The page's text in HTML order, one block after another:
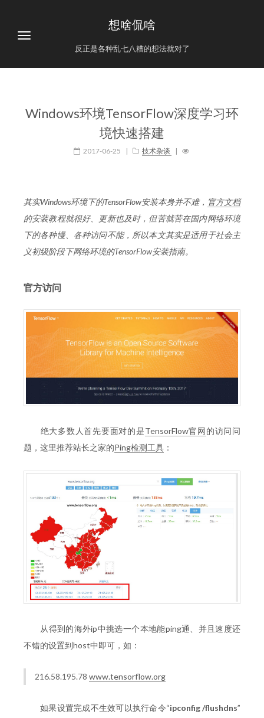
想啥侃啥
反正是各种乱七八糟的想法就对了
Windows环境TensorFlow深度学习环
境快速搭建
2017-06-25 | 技术杂谈 |
其实Windows环境下的TensorFlow安装本身并不难， 官方文档
的安装教程就很好、更新也及时，但苦就苦在国内网络环境
下的各种慢、各种访问不能，所以本文其实是适用于社会主
义初级阶段下网络环境的TensorFlow安装指南。
官方访问
绝大多数人首先要面对的是TensorFlow官网的访问问
题，这里推荐站长之家的Ping检测工具 ：
从得到的海外ip中挑选一个本地能ping通、并且速度还
不错的设置到host中即可，如：
216.58.195.78 www.tensorflow.org
如果设置完成不生效可以执行命令“ipconfig /flushdns”